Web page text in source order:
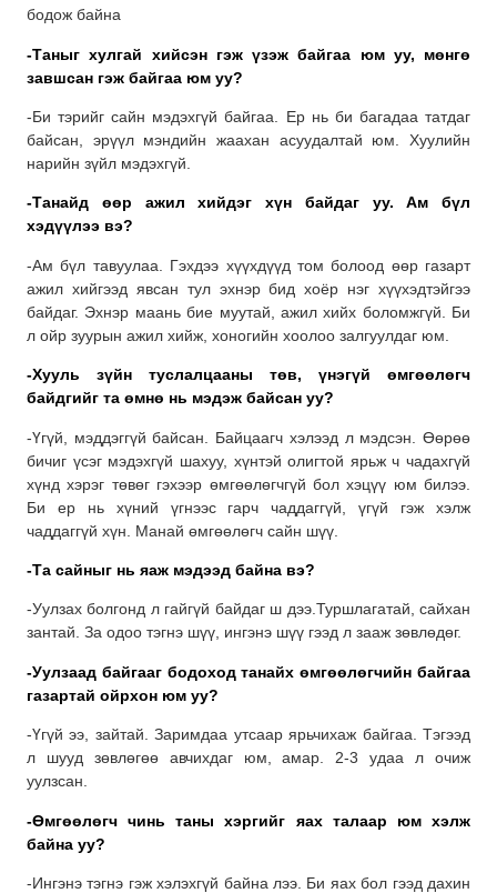
бодож байна
-Таныг хулгай хийсэн гэж үзэж байгаа юм уу, мөнгө
завшсан гэж байгаа юм уу?
-Би тэрийг сайн мэдэхгүй байгаа. Ер нь би багадаа татдаг
байсан, эрүүл мэндийн жаахан асуудалтай юм. Хуулийн
нарийн зүйл мэдэхгүй.
-Танайд өөр ажил хийдэг хүн байдаг уу. Ам бүл
хэдүүлээ вэ?
-Ам бүл тавуулаа. Гэхдээ хүүхдүүд том болоод өөр газарт
ажил хийгээд явсан тул эхнэр бид хоёр нэг хүүхэдтэйгээ
байдаг. Эхнэр маань бие муутай, ажил хийх боломжгүй. Би
л ойр зуурын ажил хийж, хоногийн хоолоо залгуулдаг юм.
-Хууль зүйн туслалцааны төв, үнэгүй өмгөөлөгч
байдгийг та өмнө нь мэдэж байсан уу?
-Үгүй, мэддэггүй байсан. Байцаагч хэлээд л мэдсэн. Өөрөө
бичиг үсэг мэдэхгүй шахуу, хүнтэй олигтой ярьж ч чадахгүй
хүнд хэрэг төвөг гэхээр өмгөөлөгчгүй бол хэцүү юм билээ.
Би ер нь хүний үгнээс гарч чаддаггүй, үгүй гэж хэлж
чаддаггүй хүн. Манай өмгөөлөгч сайн шүү.
-Та сайныг нь яаж мэдээд байна вэ?
-Уулзах болгонд л гайгүй байдаг ш дээ.Туршлагатай, сайхан
зантай. За одоо тэгнэ шүү, ингэнэ шүү гээд л зааж зөвлөдөг.
-Уулзаад байгааг бодоход танайх өмгөөлөгчийн байгаа
газартай ойрхон юм уу?
-Үгүй ээ, зайтай. Заримдаа утсаар ярьчихаж байгаа. Тэгээд
л шууд зөвлөгөө авчихдаг юм, амар. 2-3 удаа л очиж
уулзсан.
-Өмгөөлөгч чинь таны хэргийг яах талаар юм хэлж
байна уу?
-Ингэнэ тэгнэ гэж хэлэхгүй байна лээ. Би яах бол гээд дахин